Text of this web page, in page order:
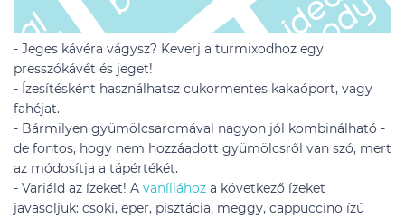
- Jeges kávéra vágysz? Keverj a turmixodhoz egy
presszókávét és jeget!
- Ízesítésként használhatsz cukormentes kakaóport, vagy
fahéjat.
- Bármilyen gyümölcsaromával nagyon jól kombinálható -
de fontos, hogy nem hozzáadott gyümölcsről van szó, mert
az módosítja a tápértékét.
- Variáld az ízeket! A vaníliához a következő ízeket
javasoljuk: csoki, eper, pisztácia, meggy, cappuccino ízű